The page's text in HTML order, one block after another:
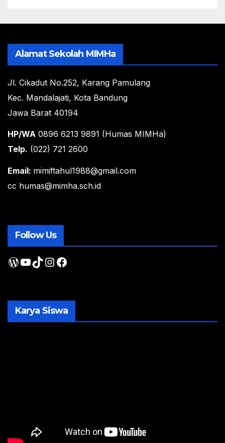
Alamat Sekolah MIMHa
Jl. Cikadut No.252, Karang Pamulang
Kec. Mandalajati, Kota Bandung
Jawa Barat 40194
HP/WA 0896 6213 9891 (Humas MIMHa)
Telp. (022) 721 2600
Email: mimiftahul1988@gmail.com
cc humas@mimha.sch.id
Follow Us
WordPress
YouTube
TikTok
Instagram
Facebook
Karya Siswa